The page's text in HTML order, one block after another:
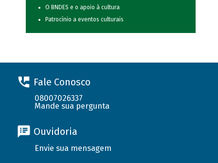
O BNDES e o apoio à cultura
Patrocínio a eventos culturais
Fale Conosco
08007026337
Mande sua pergunta
Ouvidoria
Envie sua mensagem